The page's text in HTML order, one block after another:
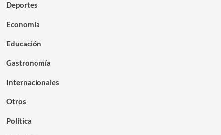
Deportes
Economía
Educación
Gastronomía
Internacionales
Otros
Política